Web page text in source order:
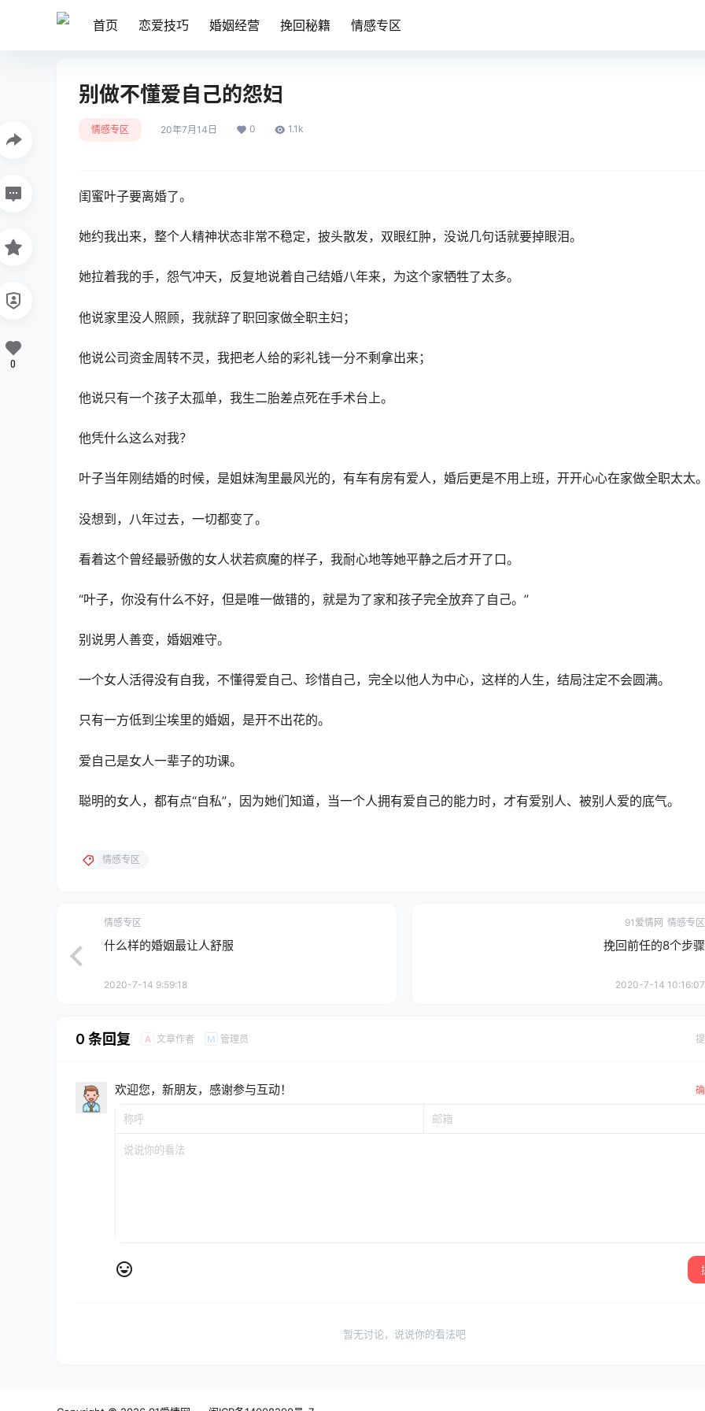
首页 恋爱技巧 婚姻经营 挽回秘籍 情感专区
别做不懂爱自己的怨妇
情感专区 20年7月14日 0 1.1k
闺蜜叶子要离婚了。
她约我出来，整个人精神状态非常不稳定，披头散发，双眼红肿，没说几句话就要掉眼泪。
她拉着我的手，怨气冲天，反复地说着自己结婚八年来，为这个家牺牲了太多。
他说家里没人照顾，我就辞了职回家做全职主妇；
他说公司资金周转不灵，我把老人给的彩礼钱一分不剩拿出来；
他说只有一个孩子太孤单，我生二胎差点死在手术台上。
他凭什么这么对我？
叶子当年刚结婚的时候，是姐妹淘里最风光的，有车有房有爱人，婚后更是不用上班，开开心心在家做全职太太
没想到，八年过去，一切都变了。
看着这个曾经最骄傲的女人状若疯魔的样子，我耐心地等她平静之后才开了口。
“叶子，你没有什么不好，但是唯一做错的，就是为了家和孩子完全放弃了自己。”
别说男人善变，婚姻难守。
一个女人活得没有自我，不懂得爱自己、珍惜自己，完全以他人为中心，这样的人生，结局注定不会圆满。
只有一方低到尘埃里的婚姻，是开不出花的。
爱自己是女人一辈子的功课。
聪明的女人，都有点“自私”，因为她们知道，当一个人拥有爱自己的能力时，才有爱别人、被别人爱的底气。
0
情感专区
情感专区
什么样的婚姻最让人舒服
2020-7-14 9:59:18
91爱情网 情感专区
挽回前任的8个步骤
2020-7-14 10:16:07
0 条回复 A 文章作者 M 管理员
欢迎您，新朋友，感谢参与互动！
暂无讨论，说说你的看法吧